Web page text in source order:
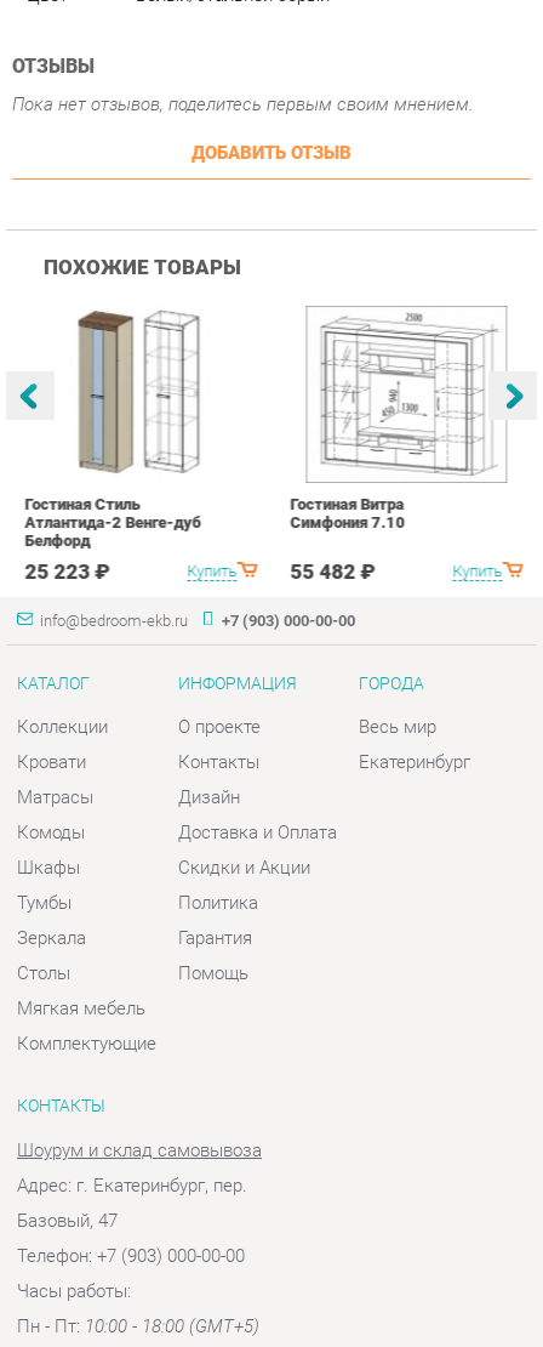
Купить
Гостиная Стиль
Атлантида-2 Венге-дуб
Белфорд
Купить
Гостиная Витра
Симфония 7.10
55 482 ₽
info@bedroom-ekb.ru
КАТАЛОГ
Коллекции
Кровати
Матрасы
Комоды
Столы
Мягкая мебель
Комплектующие
ИНФОРМАЦИЯ
О проекте
Контакты
Дизайн
Доставка и Оплата
Помощь
Весь мир
Екатеринбург
КОНТАКТЫ
Шоурум и склад самовывоза
Адрес: г. Екатеринбург, пер.
Базовый, 47
Часы работы:
Пн - Пт:10:00 - 18:00 (GMT+5)
Отправить сообщение
© 2009-2026 Спальни-Екатеринбург